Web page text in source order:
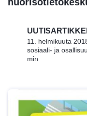
11. helmikuuta
sosiaali- ja
min